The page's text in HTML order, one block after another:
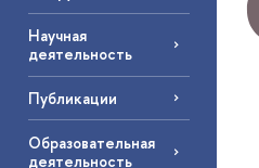
Научная
деятельность
Публикации
Образовательная
деятельность